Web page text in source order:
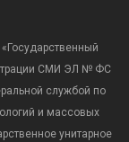
СМИ ЭЛ № ФС
службой по
и массовых
унитарное